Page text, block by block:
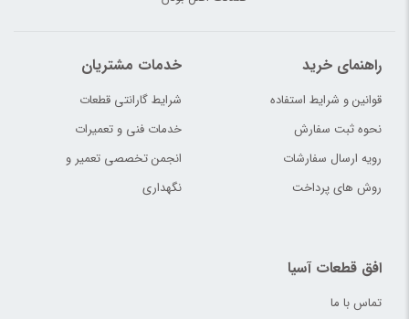
راهنمای خرید
قوانین و شرایط استفاده
نحوه ثبت سفارش
رویه ارسال سفارشات
روش های پرداخت
خدمات مشتریان
شرایط گارانتی قطعات
خدمات فنی و تعمیرات
انجمن تخصصی تعمیر و
نگهداری
افق قطعات آسیا
تماس با ما